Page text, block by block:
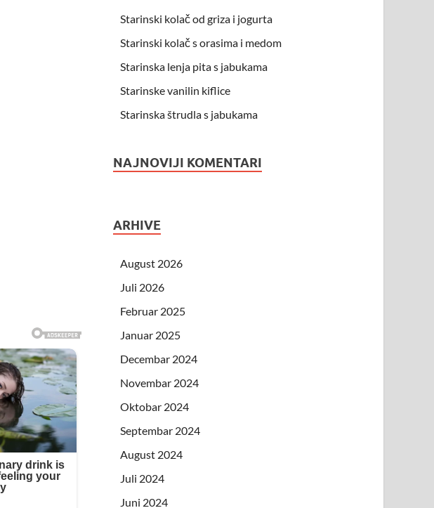
Starinski kolač od griza i jogurta
Starinski kolač s orasima i medom
Starinska lenja pita s jabukama
Starinske vanilin kiflice
Starinska štrudla s jabukama
NAJNOVIJI KOMENTARI
ARHIVE
August 2026
Juli 2026
Februar 2025
Januar 2025
Decembar 2024
Novembar 2024
Oktobar 2024
Septembar 2024
August 2024
Juli 2024
Juni 2024